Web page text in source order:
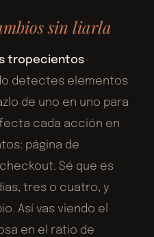
sin liarla
tropecientos
detectes elementos
de uno en uno para
cada acción en
página de
Sé que es
tres o cuatro, y
Así vas viendo el
en el ratio de